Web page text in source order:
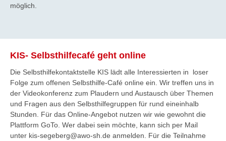
möglich.
KIS- Selbsthilfecafé geht online
Die Selbsthilfekontaktstelle KIS lädt alle Interessierten in loser
Folge zum offenen Selbsthilfe-Café online ein. Wir treffen uns in
der Videokonferenz zum Plaudern und Austausch über Themen
und Fragen aus den Selbsthilfegruppen für rund eineinhalb
Stunden. Für das Online-Angebot nutzen wir wie gewohnt die
Plattform GoTo. Wer dabei sein möchte, kann sich per Mail
unter kis-segeberg@awo-sh.de anmelden. Für die Teilnahme